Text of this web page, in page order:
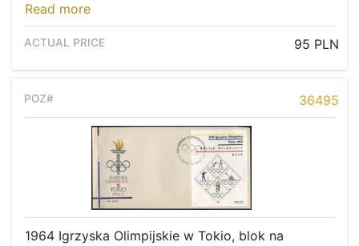
Read more
95 PLN
36495
1964 Igrzyska Olimpijskie w Tokio, blok na